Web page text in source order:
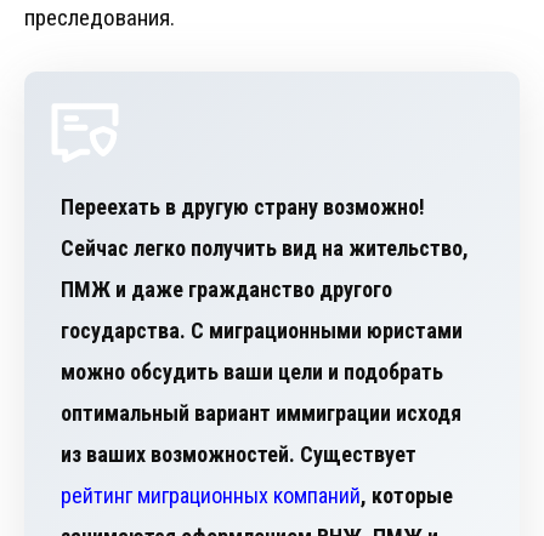
преследования.
Переехать в другую страну возможно!
Сейчас легко получить вид на жительство,
ПМЖ и даже гражданство другого
государства. С миграционными юристами
можно обсудить ваши цели и подобрать
оптимальный вариант иммиграции исходя
из ваших возможностей. Существует
рейтинг миграционных компаний, которые